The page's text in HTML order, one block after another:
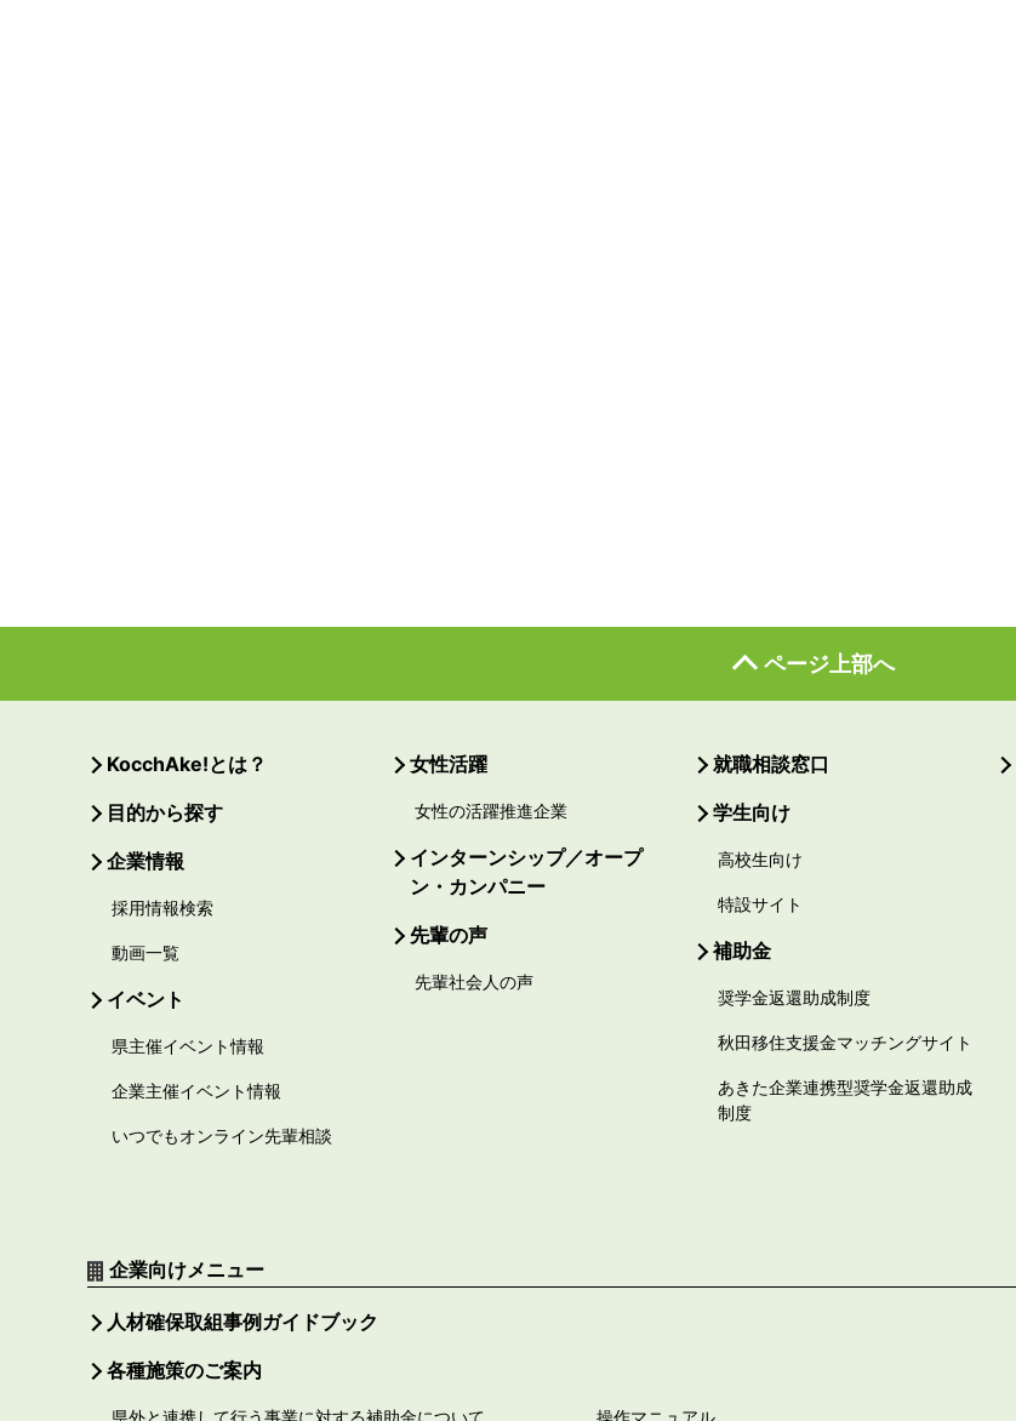
ページ上部へ
KocchAke!とは？
目的から探す
企業情報
採用情報検索
動画一覧
イベント
県主催イベント情報
企業主催イベント情報
いつでもオンライン先輩相談
女性活躍
女性の活躍推進企業
インターンシップ／オープ
ン・カンパニー
先輩の声
先輩社会人の声
就職相談窓口
学生向け
高校生向け
特設サイト
補助金
奨学金返還助成制度
秋田移住支援金マッチングサイト
あきた企業連携型奨学金返還助成
制度
企業向けメニュー
人材確保取組事例ガイドブック
各種施策のご案内
県外と連携して行う事業に対する補助金について 操作マニュアル